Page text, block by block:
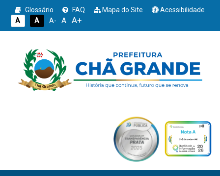
Glossário FAQ Mapa do Site
Acessibilidade
A
A A- A A+